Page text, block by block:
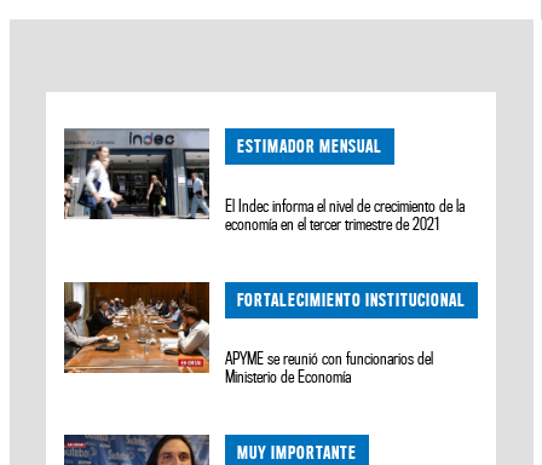
ESTIMADOR MENSUAL
El Indec informa el nivel de crecimiento de la
economía en el tercer trimestre de 2021
FORTALECIMIENTO INSTITUCIONAL
APYME se reunió con funcionarios del
Ministerio de Economía
MUY IMPORTANTE